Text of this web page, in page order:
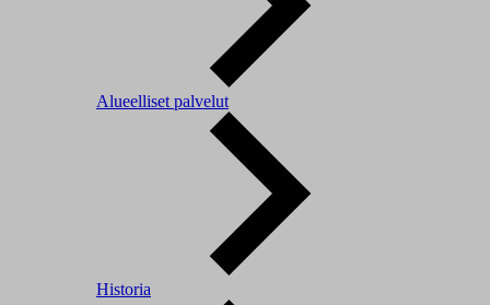
Alueelliset palvelut
Historia